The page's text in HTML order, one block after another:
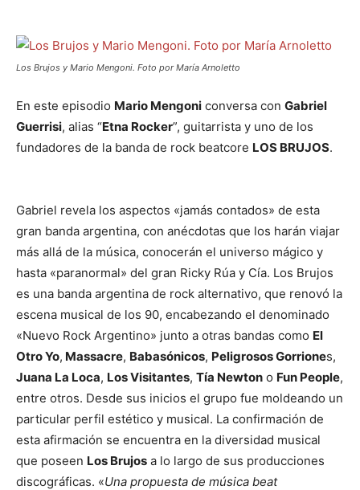
Los Brujos y Mario Mengoni. Foto por María Arnoletto
En este episodio Mario Mengoni conversa con Gabriel
Guerrisi, alias “Etna Rocker”, guitarrista y uno de los
fundadores de la banda de rock beatcore LOS BRUJOS.
Gabriel revela los aspectos «jamás contados» de esta
gran banda argentina, con anécdotas que los harán viajar
más allá de la música, conocerán el universo mágico y
hasta «paranormal» del gran Ricky Rúa y Cía. Los Brujos
es una banda argentina de rock alternativo, que renovó la
escena musical de los 90, encabezando el denominado
«Nuevo Rock Argentino» junto a otras bandas como El
Otro Yo, Massacre, Babasónicos, Peligrosos Gorriones,
Juana La Loca, Los Visitantes, Tía Newton o Fun People,
entre otros. Desde sus inicios el grupo fue moldeando un
particular perfil estético y musical. La confirmación de
esta afirmación se encuentra en la diversidad musical
que poseen Los Brujos a lo largo de sus producciones
discográficas. «Una propuesta de música beat